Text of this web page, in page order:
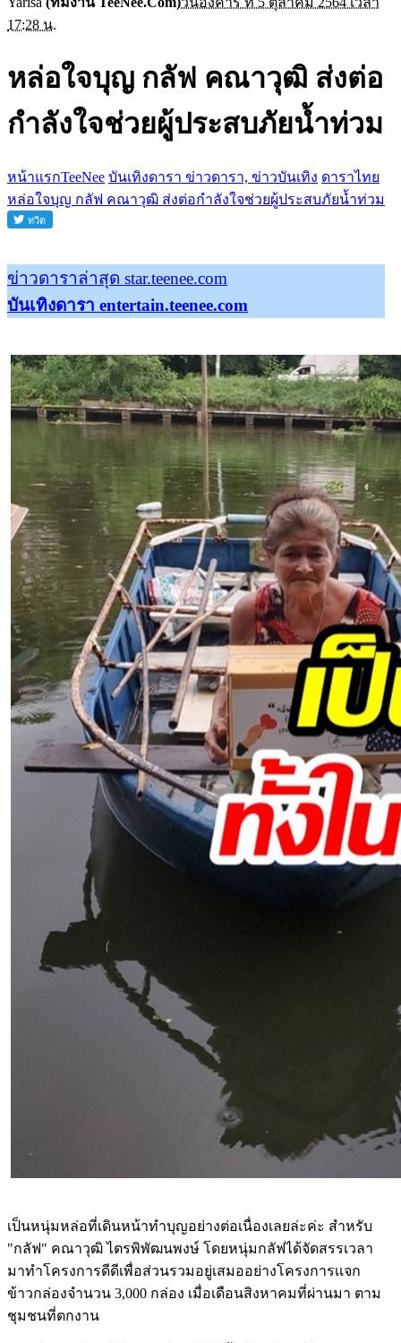
17:28 น.
หล่อใจบุญ กลัฟ คณาวุฒิ ส่งต่อ
กำลังใจช่วยผู้ประสบภัยน้ำท่วม
หน้าแรกTeeNee บันเทิงดารา ข่าวดารา, ข่าวบันเทิง ดาราไทย
หล่อใจบุญ กลัฟ คณาวุฒิ ส่งต่อกำลังใจช่วยผู้ประสบภัยน้ำท่วม
ข่าวดาราล่าสุด star.teenee.com
บันเทิงดารา entertain.teenee.com
เป็นหนุ่มหล่อที่เดินหน้าทำบุญอย่างต่อเนื่องเลยล่ะค่ะ สำหรับ
"กลัฟ" คณาวุฒิ ไตรพิพัฒนพงษ์ โดยหนุ่มกลัฟได้จัดสรรเวลา
มาทำโครงการดีดีเพื่อส่วนรวมอยู่เสมออย่างโครงการเเจก
ข้าวกล่องจำนวน 3,000 กล่อง เมื่อเดือนสิงหาคมที่ผ่านมา ตาม
ชุมชนที่ตกงาน